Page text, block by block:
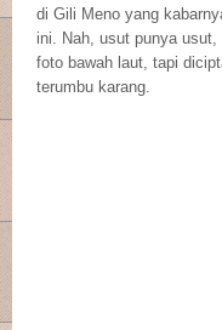
di Gili Meno yang
ini. Nah, usut punya
foto bawah laut, tapi
terumbu karang.